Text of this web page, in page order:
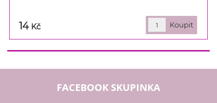
14 Kč
FACEBOOK SKUPINKA